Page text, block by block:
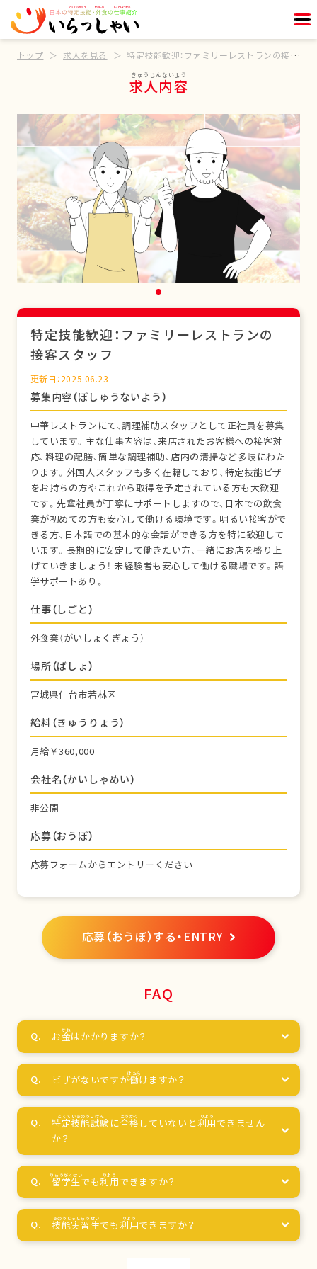
トップ 求人を見る 特定技能歓迎：ファミリーレストランの接客スタッフ
求人内容
特定技能歓迎：ファミリーレストランの
接客スタッフ
更新日：2025.06.23
募集内容（ぼしゅうないよう）
中華レストランにて、調理補助スタッフとして正社員を募集
しています。主な仕事内容は、来店されたお客様への接客対
応、料理の配膳、簡単な調理補助、店内の清掃など多岐にわた
ります。外国人スタッフも多く在籍しており、特定技能ビザ
をお持ちの方やこれから取得を予定されている方も大歓迎
です。先輩社員が丁寧にサポートしますので、日本での飲食
業が初めての方も安心して働ける環境です。明るい接客がで
きる方、日本語での基本的な会話ができる方を特に歓迎して
います。長期的に安定して働きたい方、一緒にお店を盛り上
げていきましょう！ 未経験者も安心して働ける職場です。語
学サポートあり。
仕事（しごと）
外食業（がいしょくぎょう）
場所（ばしょ）
宮城県仙台市若林区
給料（きゅうりょう）
月給￥360,000
会社名（かいしゃめい）
非公開
応募（おうぼ）
応募フォームからエントリーください
応募（おうぼ）する・ENTRY
FAQ
お金はかかりますか？
ビザがないですが働けますか？
特定技能試験に合格 していないと利用 できません
か？
留学生でも利用 できますか？
技能実習生でも利用できますか？